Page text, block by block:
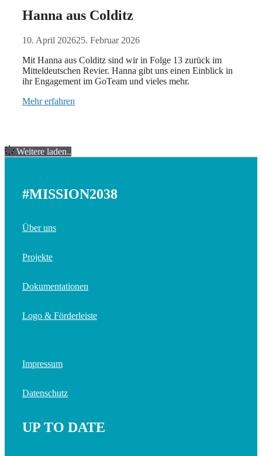
Hanna aus Colditz
10. April 202625. Februar 2026
Mit Hanna aus Colditz sind wir in Folge 13 zurück im
Mitteldeutschen Revier. Hanna gibt uns einen Einblick in
ihr Engagement im GoTeam und vieles mehr.
Mehr erfahren
Weitere laden..
#MISSION2038
Über uns
Projekte
Dokumentationen
Logo & Förderleiste
Impressum
Datenschutz
UP TO DATE